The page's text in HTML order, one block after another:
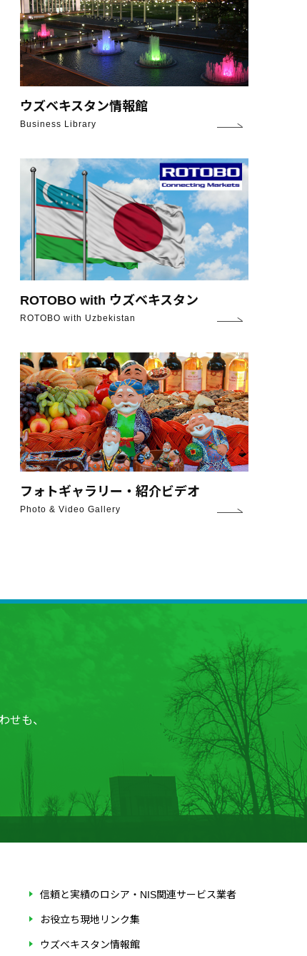
ウズベキスタン情報館
Business Library
ROTOBO with ウズベキスタン
ROTOBO with Uzbekistan
フォトギャラリー・紹介ビデオ
Photo & Video Gallery
せも、
信頼と実績のロシア・NIS関連サービス業者
お役立ち現地リンク集
ウズベキスタン情報館